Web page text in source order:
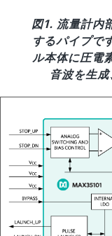
図1. 流量計内
するパイプで
ル本体に圧電
音波を生成